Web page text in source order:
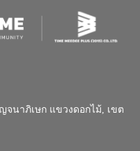
นาภิเษก แขวงดอกไม้, เขต